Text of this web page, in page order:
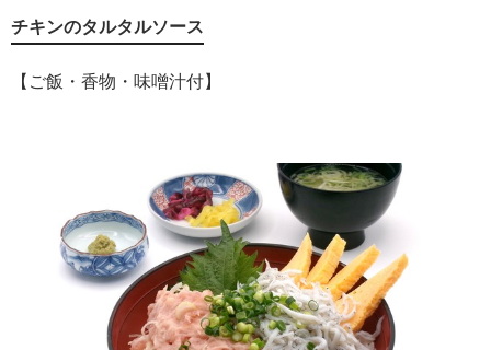
チキンのタルタルソース
【ご飯・香物・味噌汁付】